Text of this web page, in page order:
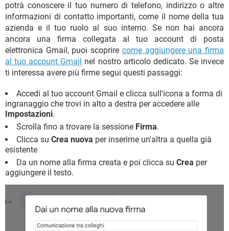
potrà conoscere il tuo numero di telefono, indirizzo o altre
informazioni di contatto importanti, come il nome della tua
azienda e il tuo ruolo al suo interno. Se non hai ancora
ancora una firma collegata al tuo account di posta
elettronica Gmail, puoi scoprire come aggiungere una firma
al tuo account Gmail nel nostro articolo dedicato. Se invece
ti interessa avere più firme segui questi passaggi:
Accedi al tuo account Gmail e clicca sull'icona a forma di
ingranaggio che trovi in alto a destra per accedere alle
Impostazioni.
Scrolla fino a trovare la sessione Firma.
Clicca su Crea nuova per inserirne un'altra a quella già
esistente
Da un nome alla firma creata e poi clicca su Crea per
aggiungere il testo.